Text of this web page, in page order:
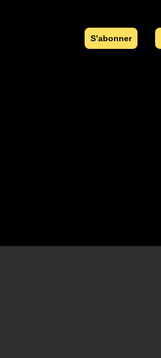
S’abonner